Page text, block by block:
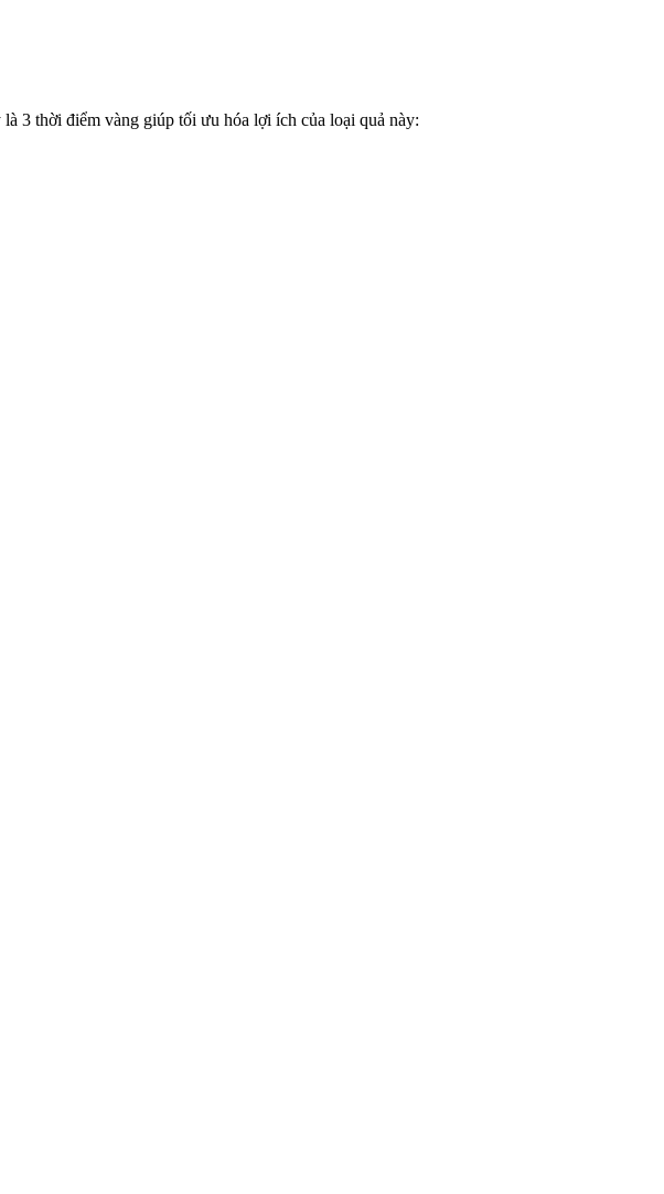
3 thời điểm vàng giúp tối ưu hóa lợi ích của loại quả này: